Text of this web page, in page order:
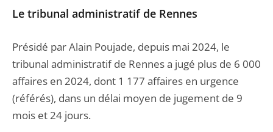
Le tribunal administratif de Rennes
Présidé par Alain Poujade, depuis mai 2024, le
tribunal administratif de Rennes a jugé plus de 6 000
affaires en 2024, dont 1 177 affaires en urgence
(référés), dans un délai moyen de jugement de 9
mois et 24 jours.